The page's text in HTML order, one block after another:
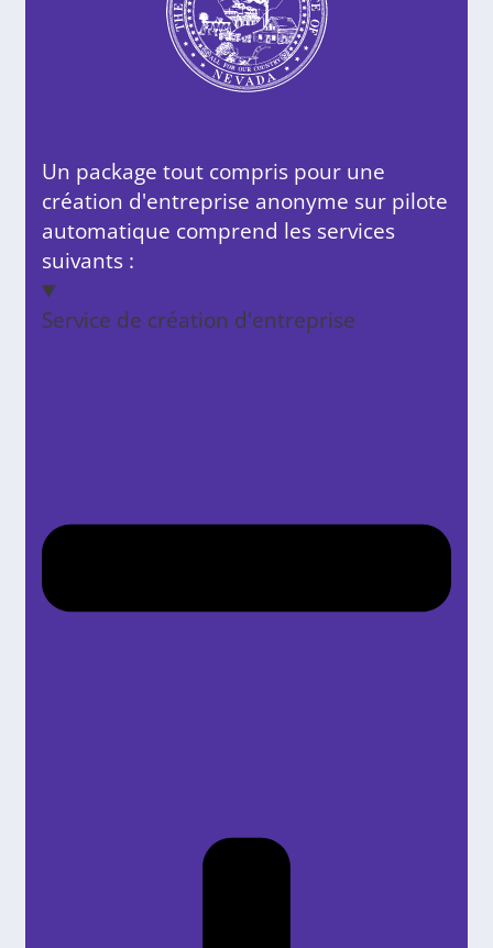
Un package tout compris pour une
création d'entreprise anonyme sur pilote
automatique comprend les services
suivants :
Service de création d'entreprise